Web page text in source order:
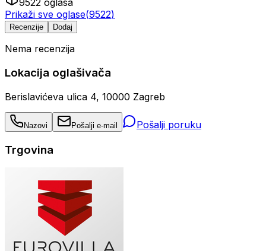
9522 oglasa
Prikaži sve oglase(9522)
Recenzije Dodaj
Nema recenzija
Lokacija oglašivača
Berislavićeva ulica 4, 10000 Zagreb
Nazovi Pošalji e-mail Pošalji poruku
Trgovina